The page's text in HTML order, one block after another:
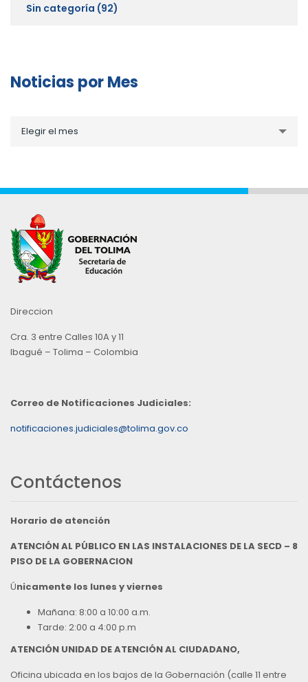
Sin categoría (92)
Noticias por Mes
porElegir el mes
Direccion
Cra. 3 entre Calles 10A y 11
Ibagué – Tolima – Colombia
Correo de Notificaciones Judiciales:
notificaciones.judiciales@tolima.gov.co
Contáctenos
Horario de atención
ATENCIÓN AL PÚBLICO EN LAS INSTALACIONES DE LA SECD – 8
PISO DE LA GOBERNACION
Únicamente los lunes y viernes
Mañana: 8:00 a 10:00 a.m.
Tarde: 2:00 a 4:00 p.m
ATENCIÓN UNIDAD DE ATENCIÓN AL CIUDADANO,
Oficina ubicada en los bajos de la Gobernación (calle 11 entre